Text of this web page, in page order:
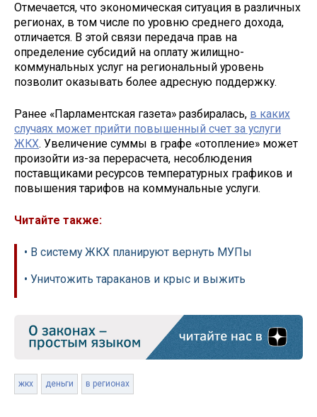
Отмечается, что экономическая ситуация в различных
регионах, в том числе по уровню среднего дохода,
отличается. В этой связи передача прав на
определение субсидий на оплату жилищно-
коммунальных услуг на региональный уровень
позволит оказывать более адресную поддержку.
Ранее «Парламентская газета» разбиралась, в каких
случаях может прийти повышенный счет за услуги
ЖКХ. Увеличение суммы в графе «отопление» может
произойти из-за перерасчета, несоблюдения
поставщиками ресурсов температурных графиков и
повышения тарифов на коммунальные услуги.
Читайте также:
• В систему ЖКХ планируют вернуть МУПы
• Уничтожить тараканов и крыс и выжить
жкх деньги в регионах